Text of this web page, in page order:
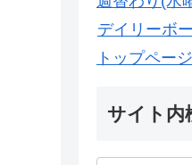
デイリーボ
トップページ
サイト内